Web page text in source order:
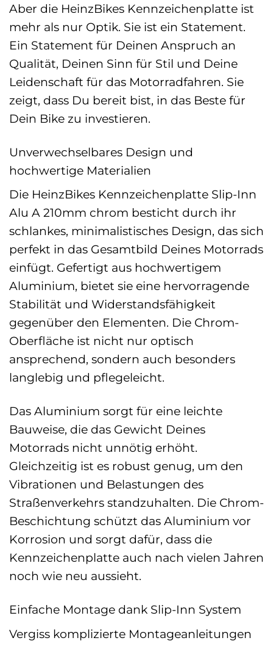
Aber die HeinzBikes Kennzeichenplatte ist
mehr als nur Optik. Sie ist ein Statement.
Ein Statement für Deinen Anspruch an
Qualität, Deinen Sinn für Stil und Deine
Leidenschaft für das Motorradfahren. Sie
zeigt, dass Du bereit bist, in das Beste für
Dein Bike zu investieren.
Unverwechselbares Design und
hochwertige Materialien
Die HeinzBikes Kennzeichenplatte Slip-Inn
Alu A 210mm chrom besticht durch ihr
schlankes, minimalistisches Design, das sich
perfekt in das Gesamtbild Deines Motorrads
einfügt. Gefertigt aus hochwertigem
Aluminium, bietet sie eine hervorragende
Stabilität und Widerstandsfähigkeit
gegenüber den Elementen. Die Chrom-
Oberfläche ist nicht nur optisch
ansprechend, sondern auch besonders
langlebig und pflegeleicht.
Das Aluminium sorgt für eine leichte
Bauweise, die das Gewicht Deines
Motorrads nicht unnötig erhöht.
Gleichzeitig ist es robust genug, um den
Vibrationen und Belastungen des
Straßenverkehrs standzuhalten. Die Chrom-
Beschichtung schützt das Aluminium vor
Korrosion und sorgt dafür, dass die
Kennzeichenplatte auch nach vielen Jahren
noch wie neu aussieht.
Einfache Montage dank Slip-Inn System
Vergiss komplizierte Montageanleitungen